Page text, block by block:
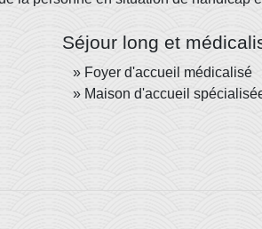
Séjour long et
Foyer d'accueil médicalisé
Maison d'accueil